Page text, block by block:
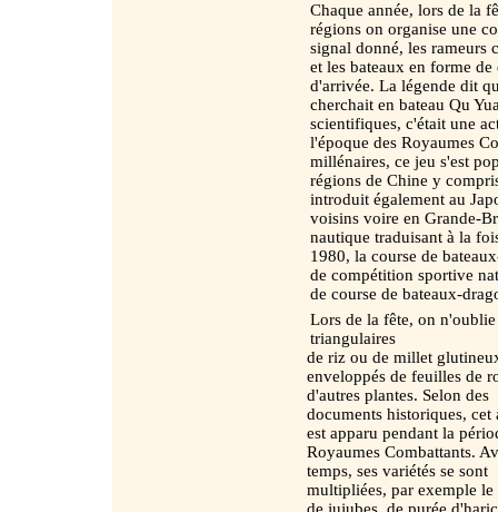
Chaque année, lors de la
régions on organise une
signal donné, les rameurs
et les bateaux en forme
d'arrivée. La légende dit
cherchait en bateau Qu
scientifiques, c'était une
l'époque des Royaumes
millénaires, ce jeu s'est
régions de Chine y
introduit également au
voisins voire en Grande-
nautique traduisant à la
1980, la course de
de compétition sportive
de course de bateaux-
Lors de la fête, on
triangulaires
de riz ou de millet
enveloppés de feuilles de
d'autres plantes. Selon des
documents historiques, cet
est apparu pendant la
Royaumes Combattants.
temps, ses variétés se sont
multipliées, par exemple le